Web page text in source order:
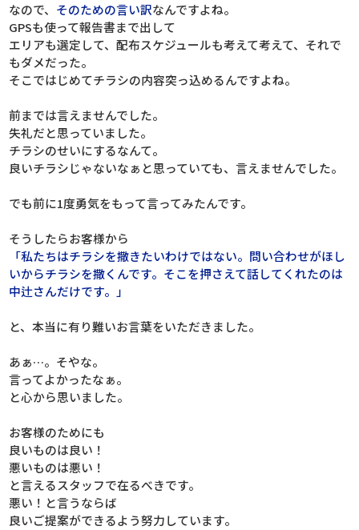
なので、 そのための言い訳なんですよね。
GPSも使って報告書まで出して
エリアも選定して、配布スケジュールも考えて考えて、それで
もダメだった。
そこではじめてチラシの内容突っ込めるんですよね。
前までは言えませんでした。
失礼だと思っていました。
チラシのせいにするなんて。
良いチラシじゃないなぁと思っていても、言えませんでした。
でも前に1度勇気をもって言ってみたんです。
そうしたらお客様から
「私たちはチラシを撒きたいわけではない。問い合わせがほし
いからチラシを撒くんです。そこを押さえて話してくれたのは
中辻さんだけです。」
と、本当に有り難いお言葉をいただきました。
あぁ…。そやな。
言ってよかったなぁ。
と心から思いました。
お客様のためにも
良いものは良い！
悪いものは悪い！
と言えるスタッフで在るべきです。
悪い！と言うならば
良いご提案ができるよう努力しています。